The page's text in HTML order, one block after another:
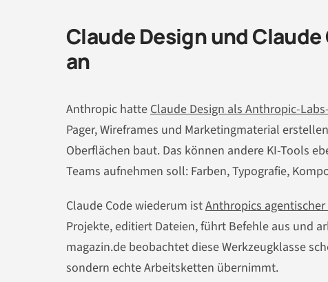
Claude Design und
an
Anthropic hatteClaude Design als Anthropic-
Pager, Wireframes und Marketingmaterial
Oberflächen baut. Das können andere KI-Tools
Teams aufnehmen soll: Farben, Typografie,
Claude Code wiederum istAnthropics
Projekte, editiert Dateien, führt Befehle aus und
magazin.de beobachtet diese Werkzeugklasse
sondern echte Arbeitsketten übernimmt.